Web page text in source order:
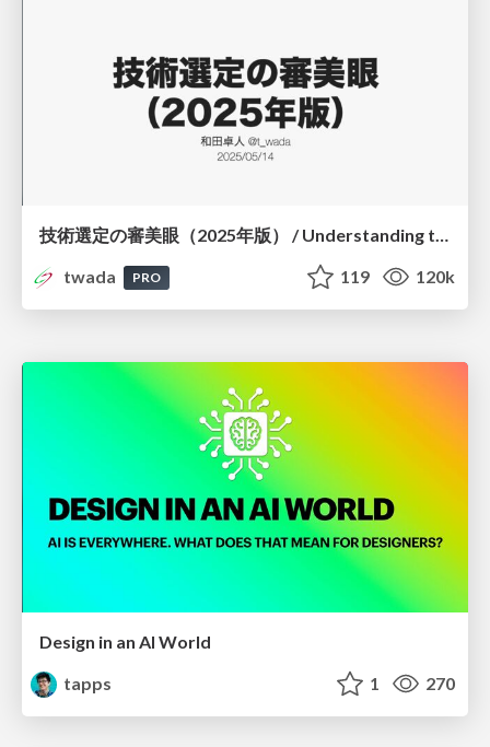
技術選定の審美眼（2025年版） / Understanding the Spiral of Technologies 2025 edition
twada
PRO 119 120k
Design in an AI World
tapps
1 270